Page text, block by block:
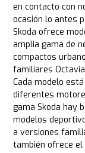
en contacto con
ocasión lo antes
Skoda ofrece
amplia gama de
compactos
familiares Octavia
Cada modelo
diferentes
gama Skoda hay
modelos
a versiones
también ofrece el